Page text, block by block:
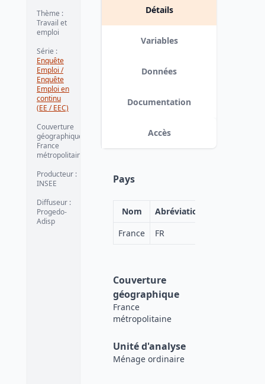
Thème :
Travail et
emploi
Série :
Enquête
Emploi /
Enquête
Emploi en
continu
(EE / EEC)
Couverture
géographique
France
métropolitaine
Producteur :
INSEE
Diffuseur :
Progedo-
Adisp
Détails
Variables
Données
Documentation
Accès
Pays
Nom
Abréviation
France
FR
Couverture
géographique
France
métropolitaine
Unité d'analyse
Ménage ordinaire